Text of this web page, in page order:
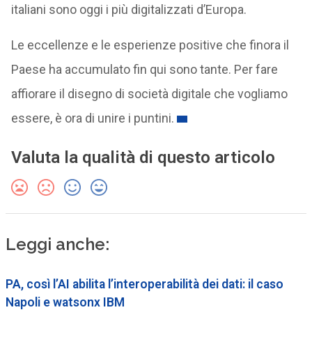
italiani sono oggi i più digitalizzati d’Europa.
Le eccellenze e le esperienze positive che finora il
Paese ha accumulato fin qui sono tante. Per fare
affiorare il disegno di società digitale che vogliamo
essere, è ora di unire i puntini.
Valuta la qualità di questo articolo
Leggi anche:
PA, così l’AI abilita l’interoperabilità dei dati: il caso
Napoli e watsonx IBM